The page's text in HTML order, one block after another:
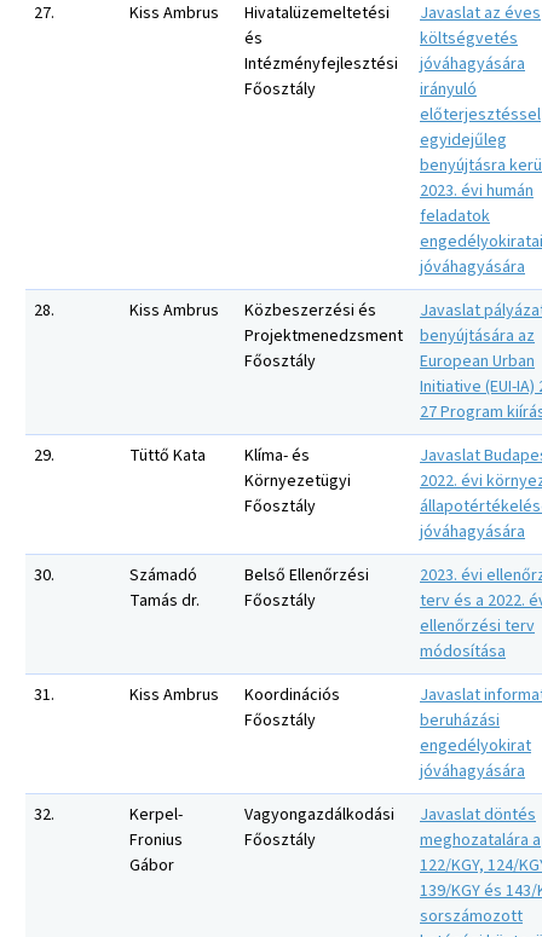
27.
Kiss Ambrus
Hivatalüzemeltetési
és
Intézményfejlesztési
Főosztály
Javaslat az éves
költségvetés
jóváhagyására
irányuló
előterjesztéssel
egyidejűleg
benyújtásra
2023. évi humán
feladatok
jóváhagyására
28.
Kiss Ambrus
Közbeszerzési és
Projektmenedzsment
Főosztály
Javaslat
benyújtására az
European Urban
Initiative (EUI-IA)
27 Program
29.
Tüttő Kata
Klíma- és
Környezetügyi
Főosztály
Javaslat
2022. évi
jóváhagyására
30.
Számadó
Tamás dr.
Belső Ellenőrzési
Főosztály
2023. évi
terv és a 2022.
ellenőrzési terv
módosítása
31.
Kiss Ambrus
Koordinációs
Főosztály
Javaslat
beruházási
engedélyokirat
jóváhagyására
32.
Kerpel-
Fronius
Gábor
Vagyongazdálkodási
Főosztály
Javaslat döntés
meghozatalára a
122/KGY, 124/
139/KGY és 143/
sorszámozott